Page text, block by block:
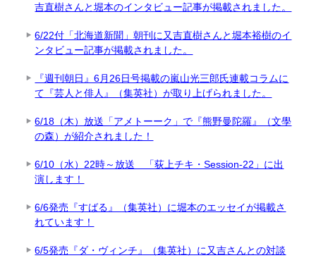
吉直樹さんと堀本のインタビュー記事が掲載されました。
6/22付「北海道新聞」朝刊に又吉直樹さんと堀本裕樹のイ
ンタビュー記事が掲載されました。
『週刊朝日』6月26日号掲載の嵐山光三郎氏連載コラムに
て『芸人と俳人』（集英社）が取り上げられました。
6/18（木）放送「アメトーーク」で『熊野曼陀羅』（文學
の森）が紹介されました！
6/10（水）22時～放送 「荻上チキ・Session-22」に出
演します！
6/6発売『すばる』（集英社）に堀本のエッセイが掲載さ
れています！
6/5発売『ダ・ヴィンチ』（集英社）に又吉さんとの対談